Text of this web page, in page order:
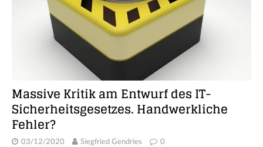
Massive Kritik am Entwurf des IT-
Sicherheitsgesetzes. Handwerkliche
Fehler?
03/12/2020 Siegfried Gendries 0